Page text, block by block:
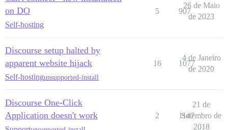
on DO
Self-hosting
5 907
26 de Maio
de 2023
Discourse setup halted by
apparent website hijack
Self-hostingunsupported-install
16 1077
4 de Janeiro
de 2020
Discourse One-Click
Application doesn't work
2 1147
21 de
Setembro de
2018